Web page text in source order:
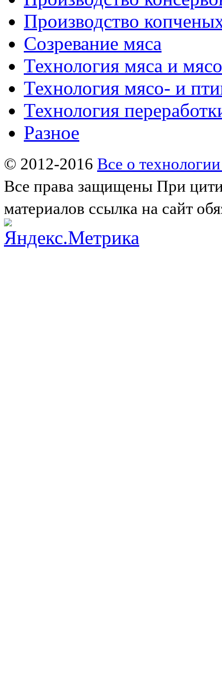
Производство
Созревание мяса
Технология мяса и
Технология мясо- и
Технология
Разное
© 2012-2016 Все о
Все права защищены При
материалов ссылка на сайт